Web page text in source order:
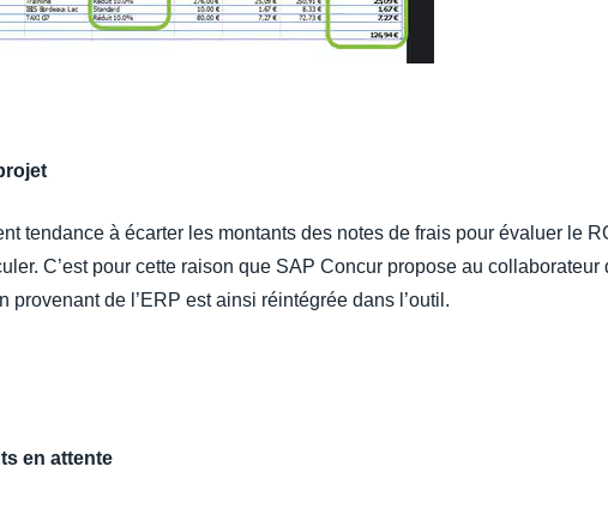
tendance à écarter les montants des notes de frais pour évaluer le
C’est pour cette raison que SAP Concur propose au
provenant de l’ERP est ainsi réintégrée dans l’outil.
en attente